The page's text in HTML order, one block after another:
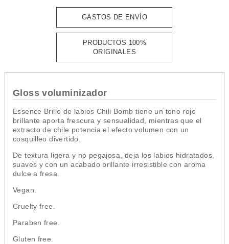
GASTOS DE ENVÍO
PRODUCTOS 100%
ORIGINALES
Gloss voluminizador
Essence Brillo de labios Chili Bomb tiene un tono rojo
brillante aporta frescura y sensualidad, mientras que el
extracto de chile potencia el efecto volumen con un
cosquilleo divertido.
De textura ligera y no pegajosa, deja los labios hidratados,
suaves y con un acabado brillante irresistible con aroma
dulce a fresa.
Vegan.
Cruelty free.
Paraben free.
Gluten free.